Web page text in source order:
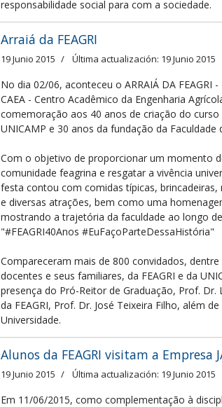
responsabilidade social para com a sociedade.
Arraiá da FEAGRI
19 Junio 2015 Última actualización: 19 Junio 2015
No dia 02/06, aconteceu o ARRAIÁ DA FEAGRI
CAEA - Centro Acadêmico da Engenharia
comemoração aos 40 anos de criação do curso
UNICAMP e 30 anos da fundação da Faculdade
Com o objetivo de proporcionar um momento
comunidade feagrina e resgatar a vivência
festa contou com comidas típicas, brincadeiras,
e diversas atrações, bem como uma
mostrando a trajetória da faculdade ao longo
"#FEAGRI40Anos #EuFaçoParteDessaHistória"
Compareceram mais de 800 convidados,
docentes e seus familiares, da FEAGRI e da
presença do Pró-Reitor de Graduação, Prof.
da FEAGRI, Prof. Dr. José Teixeira Filho, além
Universidade.
Alunos da FEAGRI visitam a Empresa
19 Junio 2015 Última actualización: 19 Junio 2015
Em 11/06/2015, como complementação à